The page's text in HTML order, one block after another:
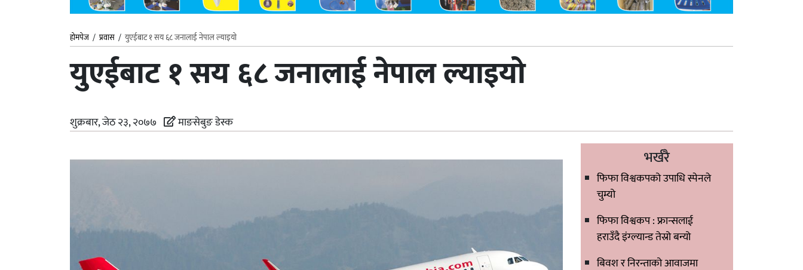
होमपेज /प्रवास / युएईबाट १ सय ६८ जनालाई नेपाल ल्याइयो
युएईबाट १ सय ६८ जनालाई नेपाल ल्याइयो
शुक्रबार, जेठ २३, २०७७ माङसेबुङ डेस्क
भर्खरै
फिफा विश्वकपको उपाधि स्पेनले
चुम्यो
फिफा विश्वकप : फ्रान्सलाई
हराउँदै इंग्ल्यान्ड तेस्रो बन्यो
बिवश र निरन्ताको आवाजमा